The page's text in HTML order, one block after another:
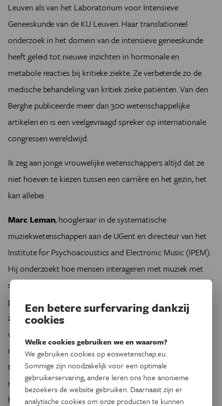
Leuven als van het Laboratorium voor Intensieve
Geneeskunde van de KU Leuven. Haar translationeel
onderzoek in het domein van de intensieve geneeskunde
heeft geleid tot nieuwe inzichten in hormonale en
metabole reacties bij kritieke ziekte. Ze verbeterde zo de
medische behandeling van kritiek zieke patiënten. Van den
Berghe publiceerde meer dan 300 wetenschappelijke
artikelen en is een veelgevraagd spreker op internationale
congressen wereldwijd.
Ik zeg aan jonge vrouwelijke wetenschappers altijd dat ze
niet hoeven te kiezen tussen een carrière en het gezin, het
kan allebei
Marc Leman, hoogleraar in de systematische
muziekwetenschappen aan de UGent en directeur van het
Institute for Psychoacoustics and Electronic Music (IPEM).
Hij onderzoekt hoe mensen interageren met muziek met
speciale aandacht voor de cognitieve en motiverende
processen die aanleiding geven tot zingeving en
zelfontplooiing. Zijn onderzoek leidde tot de ontwikkeling
van een nieuw theoretisch en methodologisch kader voor
muziekonderzoek: embodied music cognition dat zijn
toepassing kent in muziek, sport, revalidatie en interactieve
multimedia. In Eos verscheen in 2013 al een reportage over
het muzieklab van Marc Leman (lees het hier) en de
Een betere surfervaring dankzij
cookies
Welke cookies gebruiken we en waarom?
We gebruiken cookies op eoswetenschap.eu.
Sommige zijn noodzakelijk voor een optimale
gebruikerservaring, andere leren ons hoe anonieme
bezoekers de website gebruiken. Daarnaast zijn er
analytische cookies om onze producten te kunnen